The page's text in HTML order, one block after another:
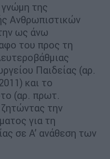
της
Ανθρωπιστικών
ως άνω
του προς τη
Παιδείας (αρ.
και το
(αρ. πρωτ.
την
για τη
σε Α’ ανάθεση των